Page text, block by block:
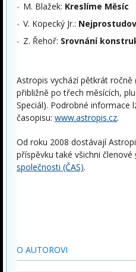
M. Blažek: Kreslíme Měsíc
V. Kopecký Jr.:
Z. Řehoř: Srovnání
Astropis vychází pětkrát ročně
přibližně po třech měsících,
Speciál). Podrobné informace
časopisu: www.astropis.cz.
Od roku 2008 dostávají
příspěvku také všichni členové
společnosti (ČAS).
O AUTOROVI